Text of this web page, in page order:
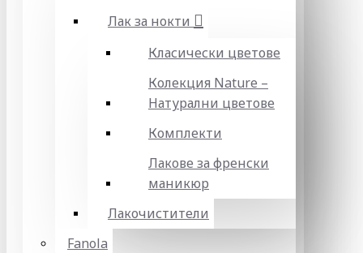
Лак за нокти
Класически цветове
Колекция Nature –
Натурални цветове
Комплекти
Лакове за френски
маникюр
Лакочистители
Fanola